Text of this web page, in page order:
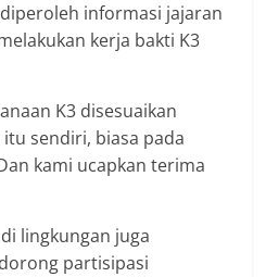
informasi jajaran
kerja bakti K3
K3 disesuaikan
sendiri, biasa pada
kami ucapkan terima
lingkungan juga
partisipasi